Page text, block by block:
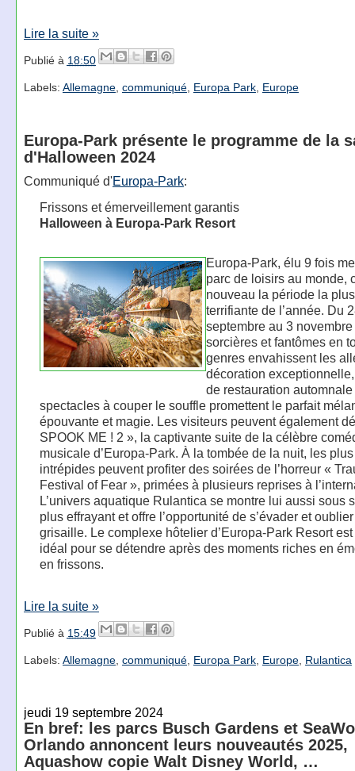
Lire la suite »
Publié à 18:50
Labels: Allemagne, communiqué, Europa Park, Europe
Europa-Park présente le programme de la
d'Halloween 2024
Communiqué d'Europa-Park:
Frissons et émerveillement garantis
Halloween à Europa-Park Resort
Europa-Park, élu 9 fois
parc de loisirs au monde,
nouveau la période la plus
terrifiante de l’année. Du
septembre au 3
sorcières et fantômes en
genres envahissent les
décoration
de restauration
spectacles à couper le souffle promettent le parfait
épouvante et magie. Les visiteurs peuvent également
SPOOK ME ! 2 », la captivante suite de la célèbre
musicale d’Europa-Park. À la tombée de la nuit, les plus
intrépides peuvent profiter des soirées de l’horreur «
Festival of Fear », primées à plusieurs reprises à
L’univers aquatique Rulantica se montre lui aussi sous
plus effrayant et offre l’opportunité de s’évader et
grisaille. Le complexe hôtelier d’Europa-Park Resort
idéal pour se détendre après des moments riches en
en frissons.
Lire la suite »
Publié à 15:49
Labels: Allemagne, communiqué, Europa Park, Europe, Rulantica
jeudi 19 septembre 2024
En bref: les parcs Busch Gardens et
Orlando annoncent leurs nouveautés 2025,
Aquashow copie Walt Disney World, …